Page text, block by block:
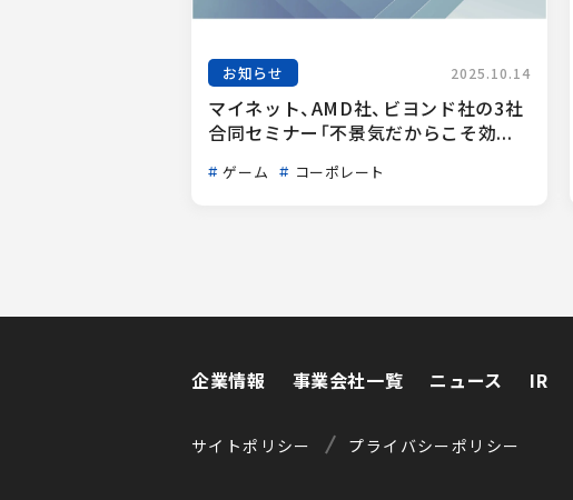
お知らせ 2025.10.14
マイネット、AMD社、ビヨンド社の3社
合同セミナー「不景気だからこそ効...
ゲーム コーポレート
企業情報
事業会社一覧
ニュース
IR
サイトポリシー
プライバシーポリシー